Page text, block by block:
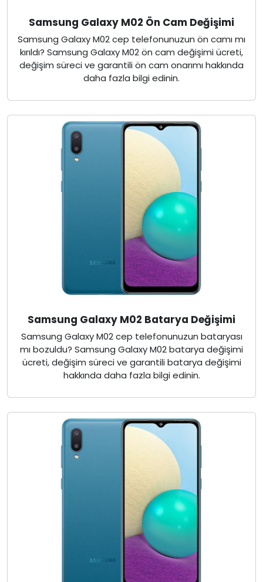
Samsung Galaxy M02 Ön Cam Değişimi
Samsung Galaxy M02 cep telefonunuzun ön camı mı
kırıldı? Samsung Galaxy M02 ön cam değişimi ücreti,
değişim süreci ve garantili ön cam onarımı hakkında
daha fazla bilgi edinin.
Samsung Galaxy M02 Batarya Değişimi
Samsung Galaxy M02 cep telefonunuzun bataryası
mı bozuldu? Samsung Galaxy M02 batarya değişimi
ücreti, değişim süreci ve garantili batarya değişimi
hakkında daha fazla bilgi edinin.